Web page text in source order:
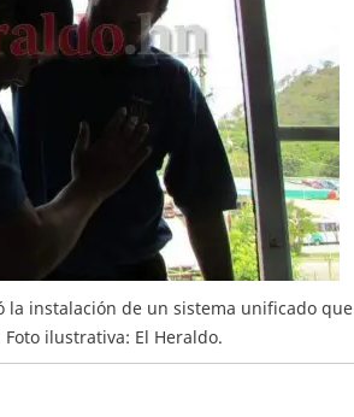
la instalación de un sistema unificado que
ilustrativa: El Heraldo.